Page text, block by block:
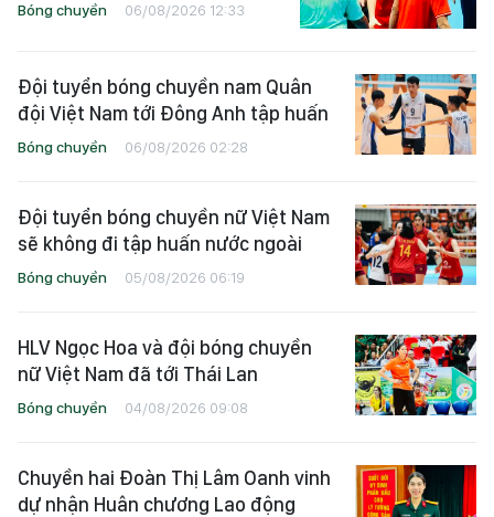
Bóng chuyền 06/08/2026 12:33
Đội tuyển bóng chuyền nam Quân
đội Việt Nam tới Đông Anh tập huấn
Bóng chuyền 06/08/2026 02:28
Đội tuyển bóng chuyền nữ Việt Nam
sẽ không đi tập huấn nước ngoài
Bóng chuyền 05/08/2026 06:19
HLV Ngọc Hoa và đội bóng chuyền
nữ Việt Nam đã tới Thái Lan
Bóng chuyền 04/08/2026 09:08
Chuyền hai Đoàn Thị Lâm Oanh vinh
dự nhận Huân chương Lao động